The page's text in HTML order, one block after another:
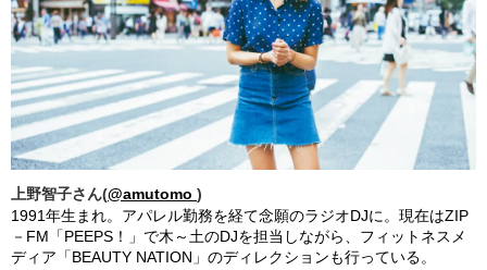
上野智子さん(@amutomo )
1991年生まれ。アパレル勤務を経て念願のラジオDJに。現在はZIP
－FM「PEEPS！」で木～土のDJを担当しながら、フィットネスメ
ディア「BEAUTY NATION」のディレクションも行っている。